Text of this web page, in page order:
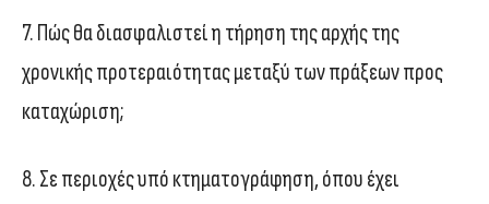
7. Πώς θα διασφαλιστεί η τήρηση της αρχής της
χρονικής προτεραιότητας μεταξύ των πράξεων προς
καταχώριση;
8. Σε περιοχές υπό κτηματογράφηση, όπου έχει